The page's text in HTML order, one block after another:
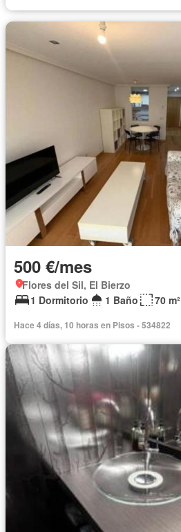
500 €/mes
Flores del Sil, El Bierzo
1 Dormitorio
1 Baño 70 m²
Hace 4 días, 10 horas en Pisos - 534822